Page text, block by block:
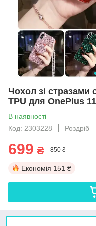
Чохол зі стразами
TPU для OnePlus
В наявності
Код: 2303228
Роздріб
699 ₴ 850 ₴
Економія 151 ₴